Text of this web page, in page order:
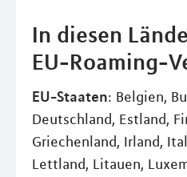
In diesen
EU-Roaming-
EU-Staaten: Belgien,
Deutschland, Estland,
Griechenland, Irland,
Lettland, Litauen,